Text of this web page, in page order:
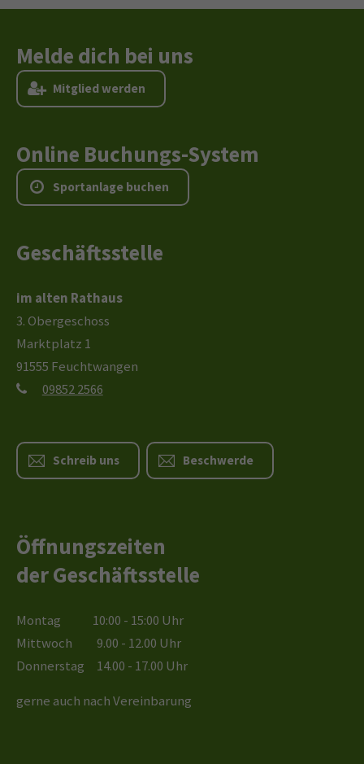
Melde dich bei uns
Mitgliedwerden
Online Buchungs-System
Sportanlage buchen
Geschäftsstelle
im alten Rathaus
3. Obergeschoss
Marktplatz 1
91555 Feuchtwangen
09852 2566
Schreib uns Beschwerde
Öffnungszeiten
der Geschäftsstelle
Montag 10:00 - 15:00 Uhr
Mittwoch 9.00 - 12.00 Uhr
Donnerstag 14.00 - 17.00 Uhr
gerne auch nach Vereinbarung